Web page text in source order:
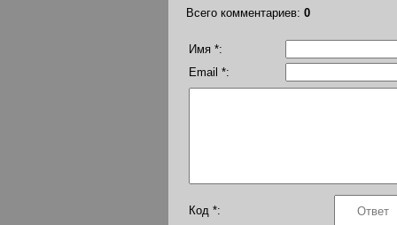
Всего комментариев: 0
Имя *:
Email *:
Код *: